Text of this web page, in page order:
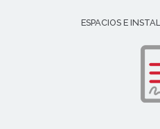
ESPACIOS E